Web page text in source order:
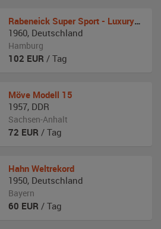
Rabeneick Super Sport - Luxury Style
1960, Deutschland
Hamburg
102 EUR / Tag
Möve Modell 15
1957, DDR
Sachsen-Anhalt
72 EUR / Tag
Hahn Weltrekord
1950, Deutschland
Bayern
60 EUR / Tag